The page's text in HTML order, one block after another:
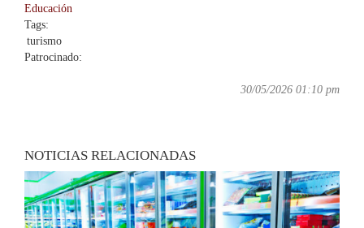
Educación
Tags:
turismo
Patrocinado:
30/05/2026 01:10 pm
NOTICIAS RELACIONADAS